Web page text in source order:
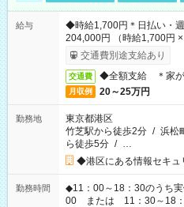
給与
◆時給1,700円＊日払い・
204,000円 （時給1,700円 ×
交通費別途支給あり
交通費 ◆全額支給 ＊家が
月収例 20～25万円
勤務地
東京都港区
竹芝駅から徒歩2分 / 浜松
ら徒歩5分 / …
◆港区にある情報セキュ
勤務時間
◆11：00～18：30のうち
00 または 11：30～18：30 。*。ブランクOK！